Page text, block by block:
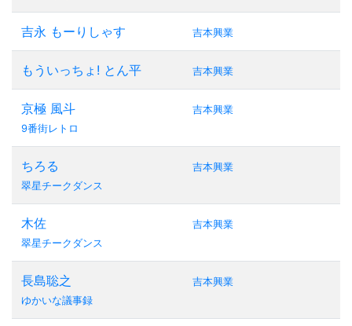
吉永 もーりしゃす 吉本興業
もういっちょ! とん平 吉本興業
京極 風斗
9番街レトロ
吉本興業
ちろる
翠星チークダンス
吉本興業
木佐
翠星チークダンス
吉本興業
長島聡之
ゆかいな議事録
吉本興業